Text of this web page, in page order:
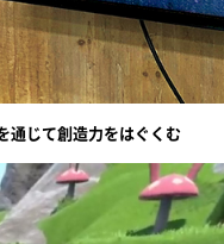
通じて創造力をはぐくむ